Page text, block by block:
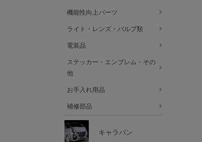
機能性向上パーツ
ライト・レンズ・バルブ類
電装品
ステッカー・エンブレム・その
他
お手入れ用品
補修部品
キャラバン